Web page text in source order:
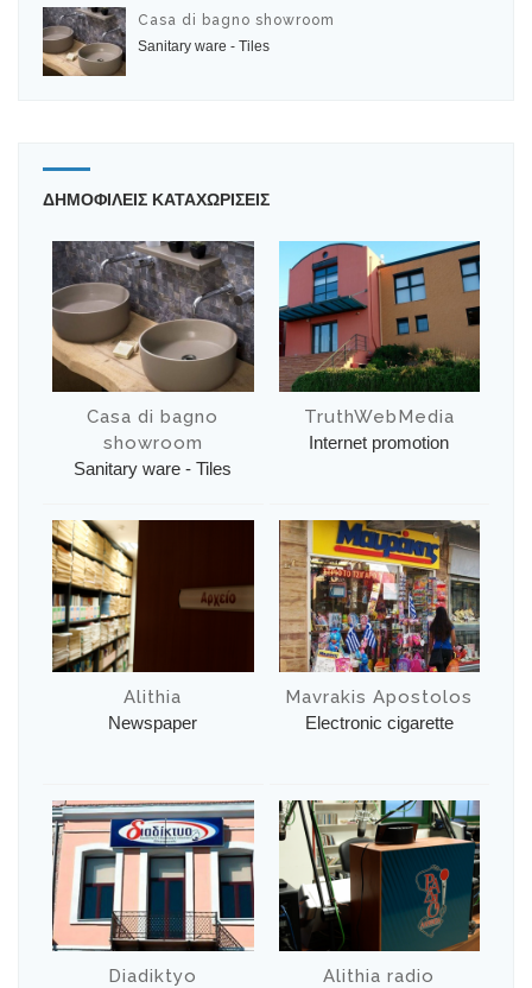
Casa di bagno showroom
Sanitary ware - Tiles
ΔΗΜΟΦΙΛΕΙΣ ΚΑΤΑΧΩΡΙΣΕΙΣ
Casa di bagno
showroom
Sanitary ware - Tiles
TruthWebMedia
Internet promotion
Alithia
Newspaper
Mavrakis Apostolos
Electronic cigarette
Diadiktyo Alithia radio